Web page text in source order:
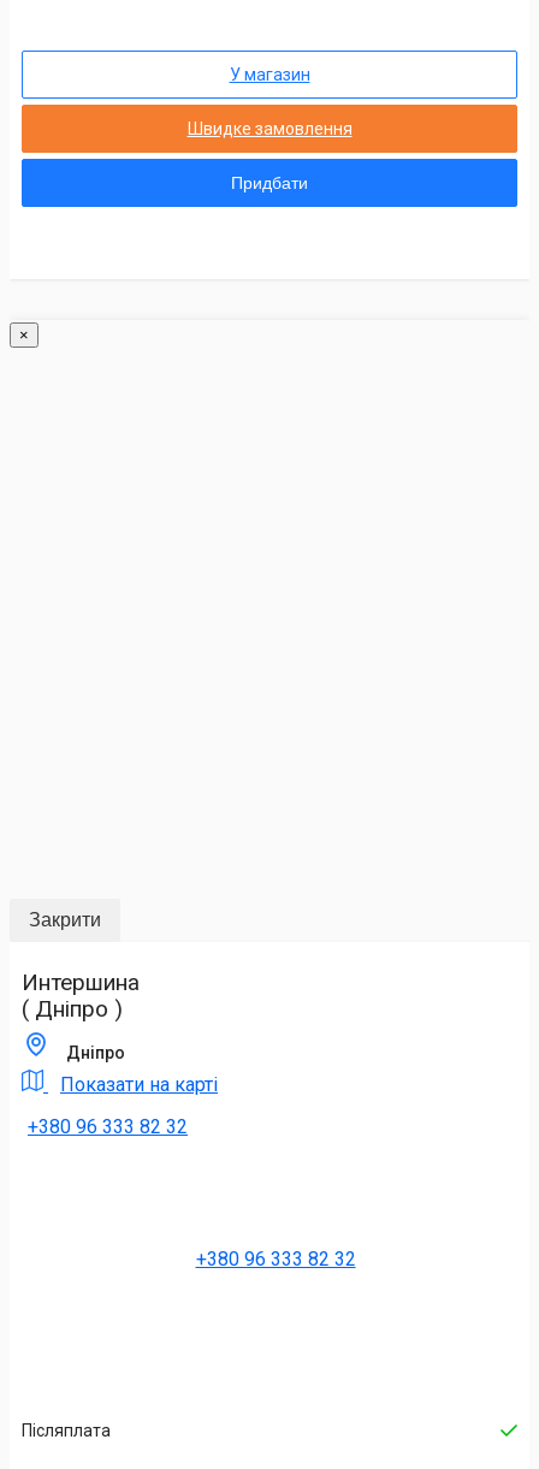
У магазин
Швидке замовлення
Придбати
×
Закрити
Интершина
( Дніпро )
Дніпро
Показати на карті
+380 96 333 82 32
+380 96 333 82 32
Післяплата